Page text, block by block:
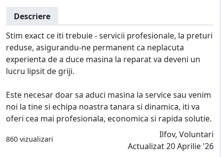
Descriere
Stim exact ce iti trebuie - servicii profesionale, la preturi
reduse, asigurandu-ne permanent ca neplacuta
experienta de a duce masina la reparat va deveni un
lucru lipsit de griji.
Este necesar doar sa aduci masina la service sau venim
noi la tine si echipa noastra tanara si dinamica, iti va
oferi cea mai profesionala, economica si rapida solutie.
860 vizualizari
Ilfov, Voluntari
Actualizat 20 Aprilie '26